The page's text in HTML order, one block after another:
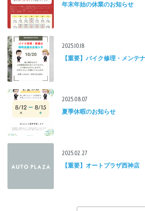
年末年始の休業のお知らせ
2025.10.18
【重要】バイク修理・メンテ
2025.08.07
夏季休暇のお知らせ
2025.02.27
【重要】オートプラザ西神